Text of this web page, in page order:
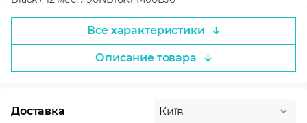
Все характеристики
Описание товара
Доставка Київ